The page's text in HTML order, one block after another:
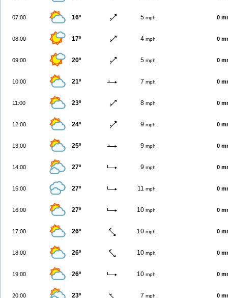
07:00 16º 5 mph 0
08:00 17º 4 mph 0
09:00 20º 5 mph 0
10:00 21º 7 mph 0
11:00 23º 8 mph 0
12:00 24º 9 mph 0
13:00 25º 9 mph 0
14:00 27º 9 mph 0
15:00 27º 11 mph 0
16:00 27º 10 mph 0
17:00 26º 10 mph 0
18:00 26º 10 mph 0
19:00 26º 10 mph 0
20:00 23º 7 mph 0